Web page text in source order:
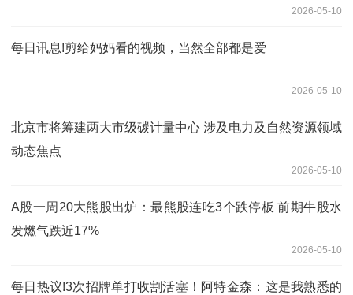
2026-05-10
每日讯息!剪给妈妈看的视频，当然全部都是爱
2026-05-10
北京市将筹建两大市级碳计量中心 涉及电力及自然资源领域
动态焦点
2026-05-10
A股一周20大熊股出炉：最熊股连吃3个跌停板 前期牛股水
发燃气跌近17%
2026-05-10
每日热议!3次招牌单打收割活塞！阿特金森：这是我熟悉的